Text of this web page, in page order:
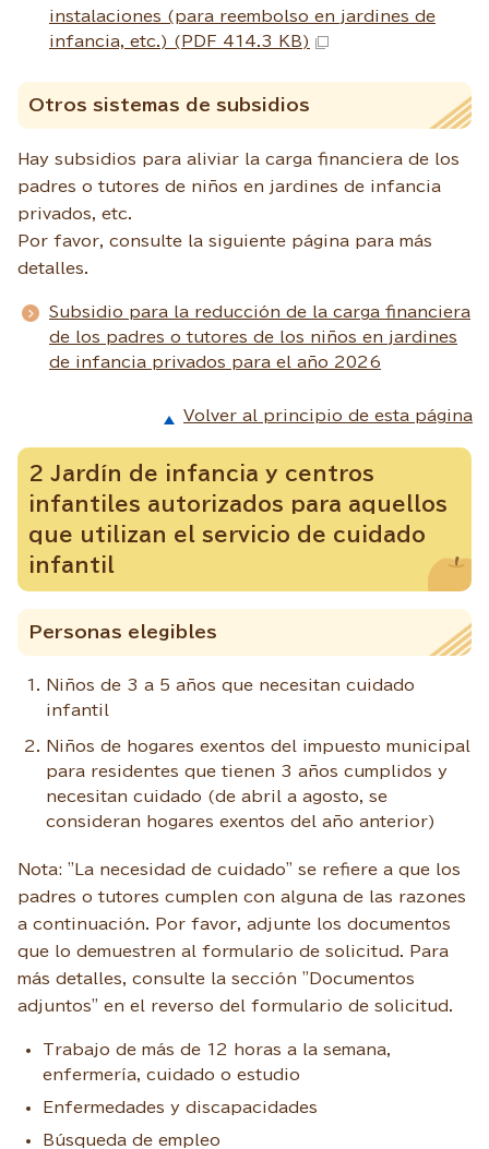
instalaciones (para reembolso en jardines de
infancia, etc.) (PDF 414.3 KB)
Otros sistemas de subsidios
Hay subsidios para aliviar la carga financiera de los
padres o tutores de niños en jardines de infancia
privados, etc.
Por favor, consulte la siguiente página para más
detalles.
Subsidio para la reducción de la carga financiera
de los padres o tutores de los niños en jardines
de infancia privados para el año 2026
Volver al principio de esta página
2 Jardín de infancia y centros
infantiles autorizados para aquellos
que utilizan el servicio de cuidado
infantil
Personas elegibles
Niños de 3 a 5 años que necesitan cuidado
infantil
Niños de hogares exentos del impuesto municipal
para residentes que tienen 3 años cumplidos y
necesitan cuidado (de abril a agosto, se
consideran hogares exentos del año anterior)
Nota: "La necesidad de cuidado" se refiere a que los
padres o tutores cumplen con alguna de las razones
a continuación. Por favor, adjunte los documentos
que lo demuestren al formulario de solicitud. Para
más detalles, consulte la sección "Documentos
adjuntos" en el reverso del formulario de solicitud.
Trabajo de más de 12 horas a la semana,
enfermería, cuidado o estudio
Enfermedades y discapacidades
Búsqueda de empleo